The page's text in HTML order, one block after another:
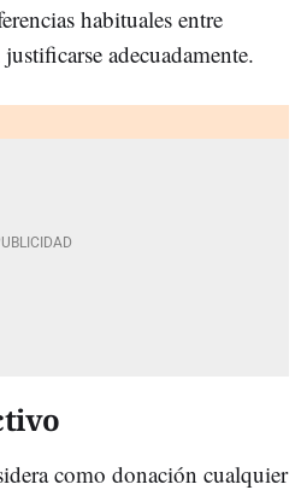
habituales entre
adecuadamente.
como donación cualquier